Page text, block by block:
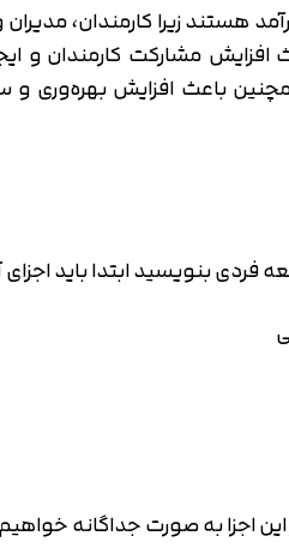
هستند زیرا کارمندان،
مشارکت کارمندان و
باعث افزایش بهره‌وری
فردی بنویسید ابتدا باید
اجزا به صورت جداگانه